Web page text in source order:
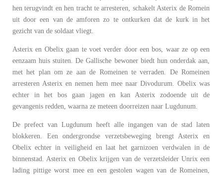
hen terugvindt en hen tracht te arresteren, schakelt Asterix de Romein
uit door een van de amforen zo te ontkurken dat de kurk in het
gezicht van de soldaat vliegt.
Asterix en Obelix gaan te voet verder door een bos, waar ze op een
eenzaam huis stuiten. De Gallische bewoner biedt hun onderdak aan,
met het plan om ze aan de Romeinen te verraden. De Romeinen
arresteren Asterix en nemen hem mee naar Divodurum. Obelix was
echter in het bos gaan jagen en kan Asterix zodoende uit de
gevangenis redden, waarna ze meteen doorreizen naar Lugdunum.
De prefect van Lugdunum heeft alle ingangen van de stad laten
blokkeren. Een ondergrondse verzetsbeweging brengt Asterix en
Obelix echter in veiligheid en laat het garnizoen verdwalen in de
binnenstad. Asterix en Obelix krijgen van de verzetsleider Unrix een
lading pittige worst mee en een gestolen wagen van de Romeinen,